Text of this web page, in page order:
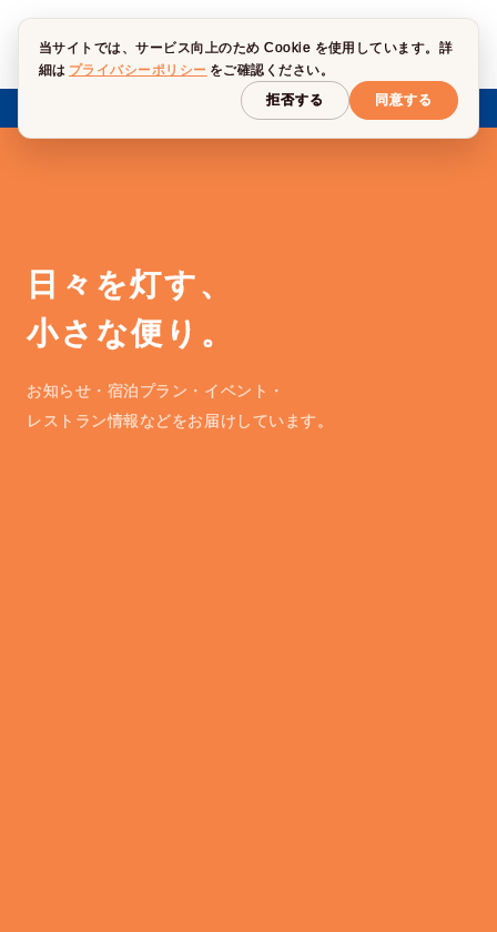
2027年1月 全館停電のお知らせ
日々を灯す、
小さな便り。
お知らせ・宿泊プラン・イベント・
レストラン情報などをお届けしています。
当サイトでは、サービス向上のため Cookie を使用しています。詳
細は プライバシーポリシー をご確認ください。
拒否する
同意する